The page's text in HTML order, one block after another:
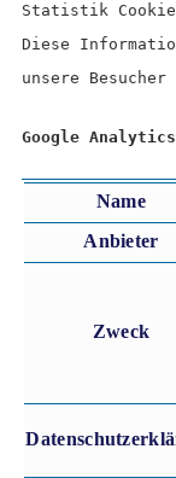
Statistik
Diese
unsere
Google Analytics
Name
Anbieter
Zweck